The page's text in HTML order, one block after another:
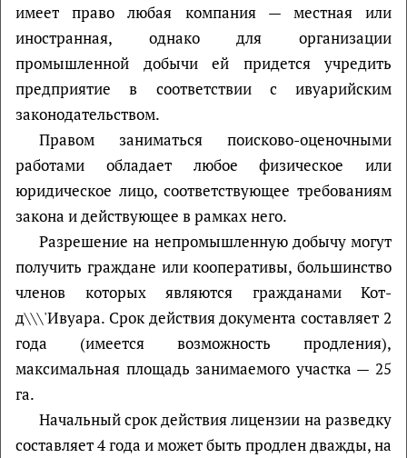
имеет право любая компания — местная или
иностранная, однако для организации
промышленной добычи ей придется учредить
предприятие в соответствии с ивуарийским
законодательством.
Правом заниматься поисково-оценочными
работами обладает любое физическое или
юридическое лицо, соответствующее требованиям
закона и действующее в рамках него.
Разрешение на непромышленную добычу могут
получить граждане или кооперативы, большинство
членов которых являются гражданами Кот-
д\\\'Ивуара. Срок действия документа составляет 2
года (имеется возможность продления),
максимальная площадь занимаемого участка — 25
га.
Начальный срок действия лицензии на разведку
составляет 4 года и может быть продлен дважды, на